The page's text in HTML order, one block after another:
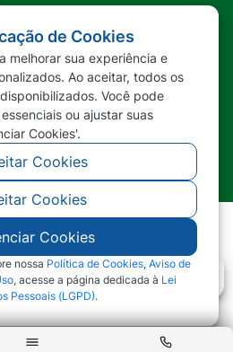
de Nova Lacerda -
direitos reservados
de Cookies
melhorar sua experiência e
Ao aceitar, todos os
Você pode
ou ajustar suas
Cookies'.
Cookies
Cookies
Cookies
nossa Política de Cookies, Aviso de
, acesse a página dedicada à Lei
Pessoais (LGPD).